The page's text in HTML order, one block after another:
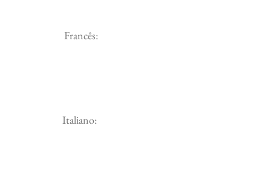
Francês:
Italiano: